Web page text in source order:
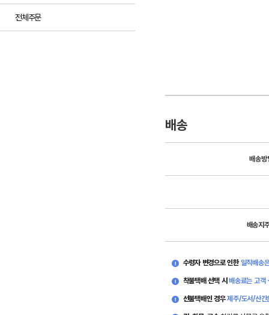
전체주문
배송
배송방
배송지
수령자 변경으로 인한일직배송
착불택배 선택 시 배송료는 고
선불택배인 경우제주/도서/산간